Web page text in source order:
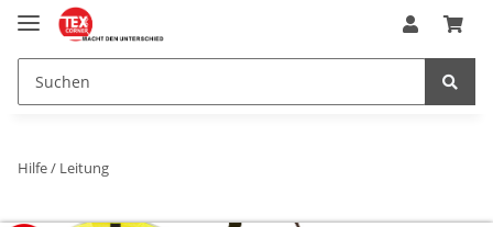
Hilfe / Leitung